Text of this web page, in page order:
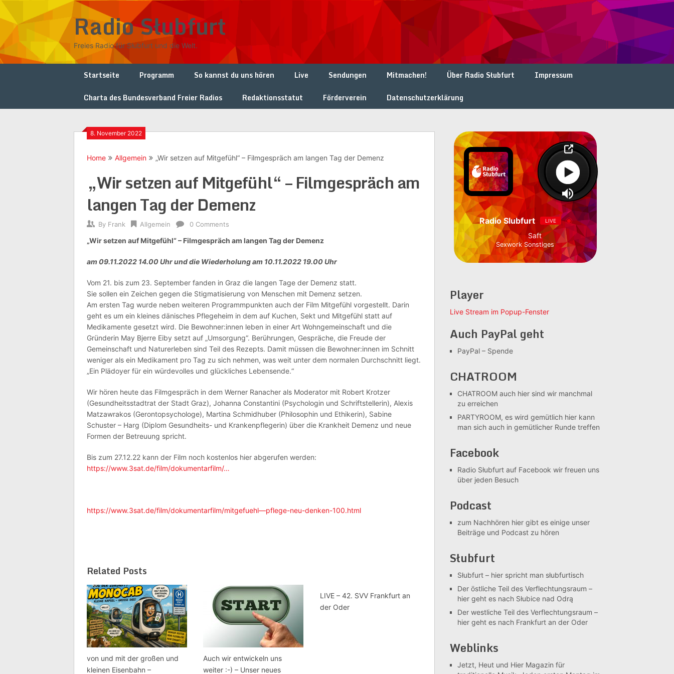
Skip
to
content
Radio Słubfurt
Freies Radio für Słubfurt und die Welt.
Startseite Programm So kannst du uns hören Live Sendungen Mitmachen! Über Radio Słubfurt
Impressum
Charta des Bundesverband Freier Radios
Redaktionsstatut Förderverein Datenschutzerklärung
8. November 2022
Home Allgemein „Wir setzen auf Mitgefühl“ – Filmgespräch am langen Tag der Demenz
„Wir setzen auf Mitgefühl“ – Filmgespräch am
langen Tag der Demenz
By Frank Allgemein 0 Comments
„Wir setzen auf Mitgefühl“ – Filmgespräch am langen Tag der Demenz
am 09.11.2022 14.00 Uhr und die Wiederholung am 10.11.2022 19.00 Uhr
Vom 21. bis zum 23. September fanden in Graz die langen Tage der Demenz statt.
Sie sollen ein Zeichen gegen die Stigmatisierung von Menschen mit Demenz setzen.
Am ersten Tag wurde neben weiteren Programmpunkten auch der Film Mitgefühl vorgestellt. Darin
geht es um ein kleines dänisches Pflegeheim in dem auf Kuchen, Sekt und Mitgefühl statt auf
Medikamente gesetzt wird. Die Bewohner:innen leben in einer Art Wohngemeinschaft und die
Gründerin May Bjerre Eiby setzt auf „Umsorgung“. Berührungen, Gespräche, die Freude der
Gemeinschaft und Naturerleben sind Teil des Rezepts. Damit müssen die Bewohner:innen im Schnitt
weniger als ein Medikament pro Tag zu sich nehmen, was weit unter dem normalen Durchschnitt liegt.
„Ein Plädoyer für ein würdevolles und glückliches Lebensende.“
Wir hören heute das Filmgespräch in dem Werner Ranacher als Moderator mit Robert Krotzer
(Gesundheitsstadtrat der Stadt Graz), Johanna Constantini (Psychologin und Schriftstellerin), Alexis
Matzawrakos (Gerontopsychologe), Martina Schmidhuber (Philosophin und Ethikerin), Sabine
Schuster – Harg (Diplom Gesundheits- und Krankenpflegerin) über die Krankheit Demenz und neue
Formen der Betreuung spricht.
Bis zum 27.12.22 kann der Film noch kostenlos hier abgerufen werden:
https://www.3sat.de/film/dokumentarfilm/…
https://www.3sat.de/film/dokumentarfilm/mitgefuehl—pflege-neu-denken-100.html
Related Posts
von und mit der großen und
kleinen Eisenbahn –
Auch wir entwickeln uns
weiter :-) – Unser neues
LIVE – 42. SVV Frankfurt an
der Oder
Radio Slubfurt LIVE
Saft
Sexwork Sonstiges
Player
Live Stream im Popup-Fenster
Auch PayPal geht
PayPal – Spende
CHATROOM
CHATROOM auch hier sind wir manchmal
zu erreichen
PARTYROOM, es wird gemütlich hier kann
man sich auch in gemütlicher Runde treffen
Facebook
Radio Słubfurt auf Facebook wir freuen uns
über jeden Besuch
Podcast
zum Nachhören hier gibt es einige unser
Beiträge und Podcast zu hören
Słubfurt
Słubfurt – hier spricht man słubfurtisch
Der östliche Teil des Verflechtungsraum –
hier geht es nach Słubice nad Odrą
Der westliche Teil des Verflechtungsraum –
hier geht es nach Frankfurt an der Oder
Weblinks
Jetzt, Heut und Hier Magazin für